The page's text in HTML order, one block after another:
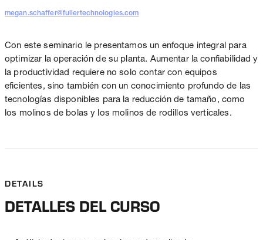
megan.schaffer@fullertechnologies.com
Con este seminario le presentamos un enfoque integral para
optimizar la operación de su planta. Aumentar la confiabilidad y
la productividad requiere no solo contar con equipos
eficientes, sino también con un conocimiento profundo de las
tecnologías disponibles para la reducción de tamaño, como
los molinos de bolas y los molinos de rodillos verticales.
DETAILS
DETALLES DEL CURSO